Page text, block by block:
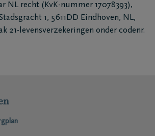
NL recht (KvK-nummer 17078393),
1, 5611DD Eindhoven, NL,
21-levensverzekeringen onder codenr.